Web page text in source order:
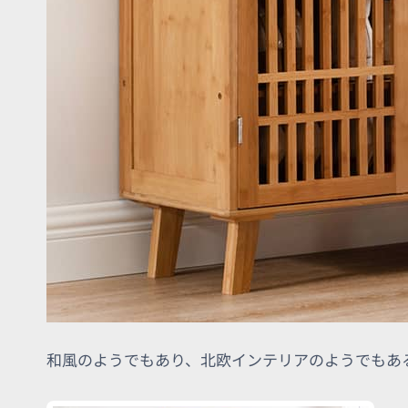
和風のようでもあり、北欧インテリアのようでもあ